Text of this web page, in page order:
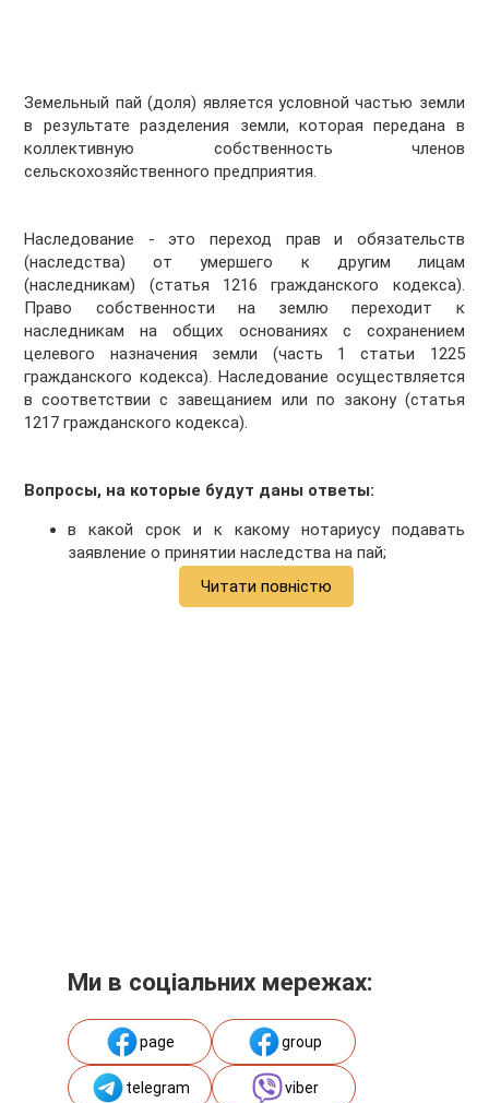
Земельный пай (доля) является условной частью земли
в результате разделения земли, которая передана в
коллективную собственность членов
сельскохозяйственного предприятия.
Наследование - это переход прав и обязательств
(наследства) от умершего к другим лицам
(наследникам) (статья 1216 гражданского кодекса).
Право собственности на землю переходит к
наследникам на общих основаниях с сохранением
целевого назначения земли (часть 1 статьи 1225
гражданского кодекса). Наследование осуществляется
в соответствии с завещанием или по закону (статья
1217 гражданского кодекса).
Вопросы, на которые будут даны ответы:
в какой срок и к какому нотариусу подавать
заявление о принятии наследства на пай;
Читати повністю
Ми в соціальних мережах:
page group
telegram viber